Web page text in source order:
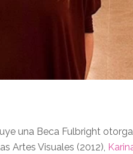
una Beca Fulbright
Artes Visuales (2012),